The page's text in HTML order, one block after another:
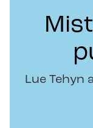
Lue Tehyn